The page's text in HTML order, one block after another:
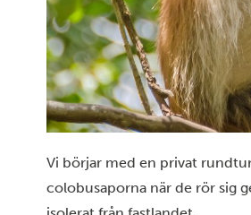
Vi börjar med en privat
colobusaporna när de rör sig